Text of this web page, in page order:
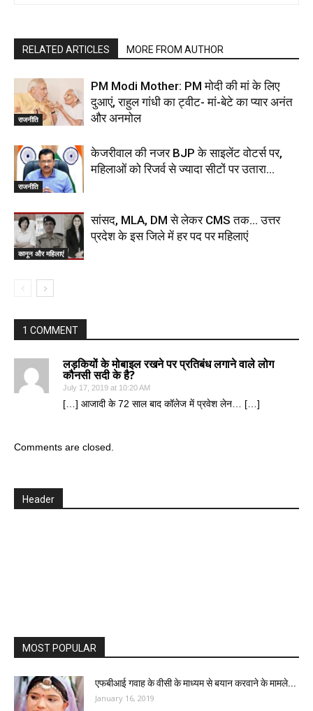
RELATED ARTICLES MORE FROM AUTHOR
राजनीति
PM Modi Mother: PM मोदी की मां के लिए
दुआएं, राहुल गांधी का ट्वीट- मां-बेटे का प्यार अनंत
और अनमोल
राजनीति
केजरीवाल की नजर BJP के साइलेंट वोटर्स पर,
महिलाओं को रिजर्व से ज्यादा सीटों पर उतारा…
कानून और महिलाएं
सांसद, MLA, DM से लेकर CMS तक… उत्तर
प्रदेश के इस जिले में हर पद पर महिलाएं
1 COMMENT
लड़कियों के मोबाइल रखने पर प्रतिबंध लगाने वाले लोग
कौनसी सदी के है?
July 17, 2019 at 10:20 AM
[…] आजादी के 72 साल बाद कॉलेज में प्रवेश लेन… […]
Comments are closed.
Header
MOST POPULAR
एफबीआई गवाह के वीसी के माध्यम से बयान करवाने के मामले...
January 16, 2019